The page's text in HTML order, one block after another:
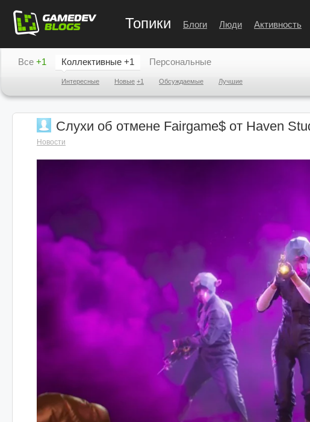
Топики Блоги Люди Активность
Все +1 Коллективные +1
Интересные Новые +1 Обсуждаемые Лучшие
Персональные
Слухи об отмене Fairgame$ от Haven
Новости